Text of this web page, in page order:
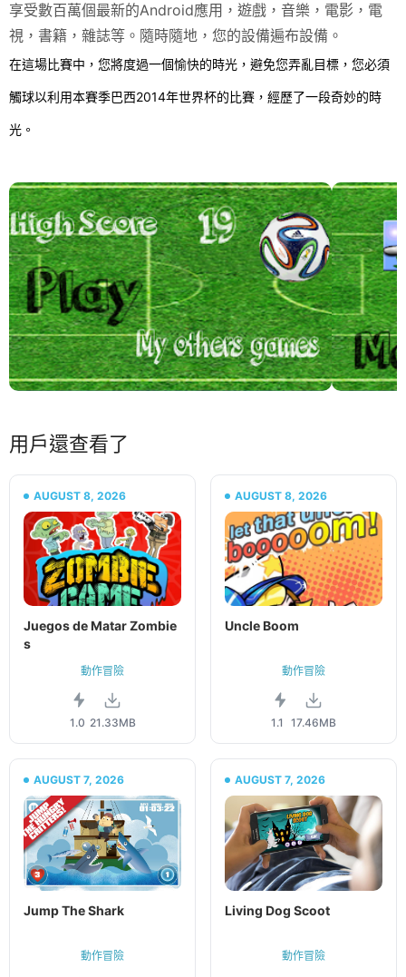
享受數百萬個最新的Android應用，遊戲，音樂，電影，電
視，書籍，雜誌等。隨時隨地，您的設備遍布設備。
在這場比賽中，您將度過一個愉快的時光，避免您弄亂目標，您必須
觸球以利用本賽季巴西2014年世界杯的比賽，經歷了一段奇妙的時
光。
用戶還查看了
AUGUST 8, 2026
Juegos de Matar Zombie
s
動作冒險
1.0 21.33MB
AUGUST 8, 2026
Uncle Boom
動作冒險
1.1 17.46MB
AUGUST 7, 2026
Jump The Shark
動作冒險
AUGUST 7, 2026
Living Dog Scoot
動作冒險